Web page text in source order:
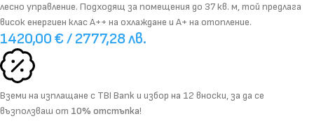
лесно управление. Подходящ за помещения до 37 кв. м, той предлага
висок енергиен клас A++ на охлаждане и A+ на отопление.
1420,00€/ 2777,28 лв.
Вземи на изплащане с TBI Bankи избор на 12 вноски, за да се
възползваш от 10% отстъпка!